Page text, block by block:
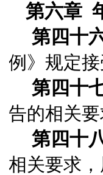
第六章
第四十
例》规定
第四十
告的相关
第四十
相关要求